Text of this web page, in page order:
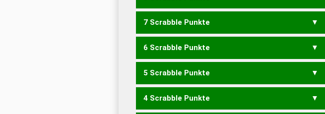
EIMERN EMIREN MEIERN
REIMEN REINEM RIEMEN
7 Scrabble Punkte
EIMER EINEM EMIRE
MIENE MIERE MUREN NEUEM NEUME REIME RUMEN
6 Scrabble Punkte
EMIR MEER MEIN MENU
UNIERE
5 Scrabble Punkte
EMU MIR MUR RUM EIERN
NIERE
REINE REUEN RUINE UNIER URINE
4 Scrabble Punkte